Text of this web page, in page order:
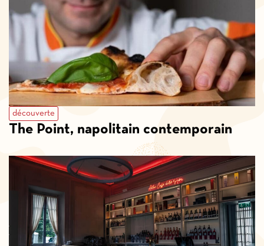
découverte
The Point, napolitain contemporain